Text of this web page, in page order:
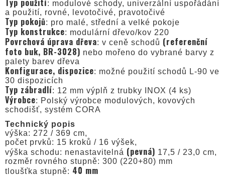
Typ použití: modulové schody, univerzální uspořádání
a použití, rovné, levotočivé, pravotočivé
Typ pokojů: pro malé, střední a velké pokoje
Typ konstrukce: modulární dřevo/kov 220
Povrchová úprava dřeva: v ceně schodů (referenční
foto buk, BR-3028) nebo mořeno do vybrané barvy z
palety barev dřeva
Konfigurace, dispozice: možné použití schodů L-90 ve
30 dispozicích
Typ zábradlí: 12 mm výplň z trubky INOX (4 ks)
Výrobce: Polský výrobce modulových, kovových
schodišť, systém CORA
Technický popis
výška: 272 / 369 cm,
počet prvků: 15 kroků / 16 výšek,
výška schodu: nenastavitelná (pevná) 17,5 / 23,0 cm,
rozměr rovného stupně: 300 (220+80) mm
tloušťka stupně: 40 mm